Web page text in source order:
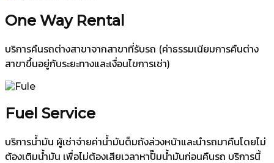
One Way Rental
บริการคืนรถต่างสาขาจากสาขาที่รับรถ (ค่าธรรมเนียมการคืนต่าง
สาขาขึ้นอยู่กับระยะทางและเงื่อนไขการเช่า)
Fuel Service
บริการน้ำมัน ผู้เช่าจ่ายค่าน้ำมันต็มถังล่วงหน้าและนำรถมาคืนโดยไม่
ต้องเติมน้ำมัน เพื่อไม่ต้องเสียเวลาหาปั๊มน้ำมันก่อนคืนรถ บริการนี้